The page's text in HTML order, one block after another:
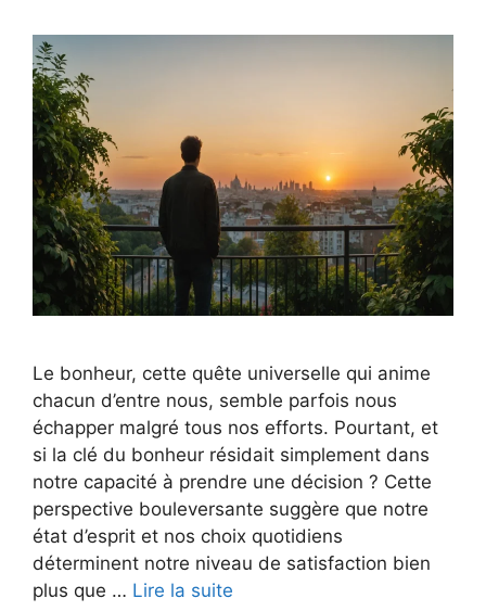
Le bonheur, cette quête universelle qui anime
chacun d’entre nous, semble parfois nous
échapper malgré tous nos efforts. Pourtant, et
si la clé du bonheur résidait simplement dans
notre capacité à prendre une décision ? Cette
perspective bouleversante suggère que notre
état d’esprit et nos choix quotidiens
déterminent notre niveau de satisfaction bien
plus que … Lire la suite